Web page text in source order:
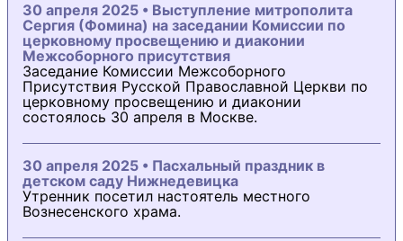
30 апреля 2025 • Выступление митрополита
Сергия (Фомина) на заседании Комиссии по
церковному просвещению и диаконии
Межсоборного присутствия
Заседание Комиссии Межсоборного
Присутствия Русской Православной Церкви по
церковному просвещению и диаконии
состоялось 30 апреля в Москве.
30 апреля 2025 • Пасхальный праздник в
детском саду Нижнедевицка
Утренник посетил настоятель местного
Вознесенского храма.